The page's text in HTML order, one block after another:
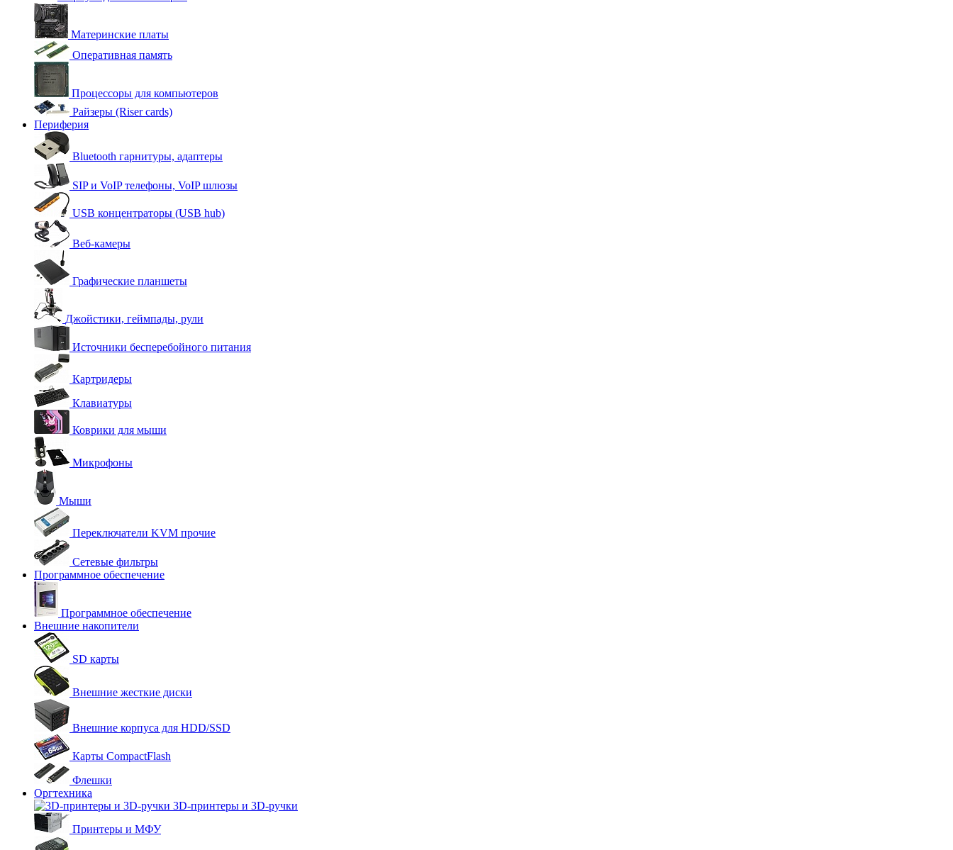
Материнские платы
Оперативная память
Процессоры для компьютеров
Райзеры (Riser cards)
Периферия
Bluetooth гарнитуры, адаптеры
SIP и VoIP телефоны, VoIP шлюзы
USB концентраторы (USB hub)
Веб-камеры
Графические планшеты
Джойстики, геймпады, рули
Источники бесперебойного питания
Картридеры
Клавиатуры
Коврики для мыши
Микрофоны
Мыши
Переключатели KVM прочие
Сетевые фильтры
Программное обеспечение
Программное обеспечение
Внешние накопители
SD карты
Внешние жесткие диски
Внешние корпуса для HDD/SSD
Карты CompactFlash
Флешки
Оргтехника
3D-принтеры и 3D-ручки
Принтеры и МФУ